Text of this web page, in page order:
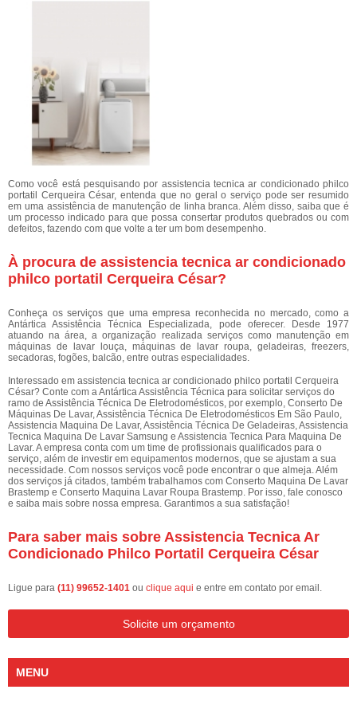
Como você está pesquisando por assistencia tecnica ar condicionado philco
portatil Cerqueira César, entenda que no geral o serviço pode ser resumido
em uma assistência de manutenção de linha branca. Além disso, saiba que é
um processo indicado para que possa consertar produtos quebrados ou com
defeitos, fazendo com que volte a ter um bom desempenho.
À procura de assistencia tecnica ar condicionado
philco portatil Cerqueira César?
Conheça os serviços que uma empresa reconhecida no mercado, como a
Antártica Assistência Técnica Especializada, pode oferecer. Desde 1977
atuando na área, a organização realizada serviços como manutenção em
máquinas de lavar louça, máquinas de lavar roupa, geladeiras, freezers,
secadoras, fogões, balcão, entre outras especialidades.
Interessado em assistencia tecnica ar condicionado philco portatil Cerqueira
César? Conte com a Antártica Assistência Técnica para solicitar serviços do
ramo de Assistência Técnica De Eletrodomésticos, por exemplo, Conserto De
Máquinas De Lavar, Assistência Técnica De Eletrodomésticos Em São Paulo,
Assistencia Maquina De Lavar, Assistência Técnica De Geladeiras, Assistencia
Tecnica Maquina De Lavar Samsung e Assistencia Tecnica Para Maquina De
Lavar. A empresa conta com um time de profissionais qualificados para o
serviço, além de investir em equipamentos modernos, que se ajustam a sua
necessidade. Com nossos serviços você pode encontrar o que almeja. Além
dos serviços já citados, também trabalhamos com Conserto Maquina De Lavar
Brastemp e Conserto Maquina Lavar Roupa Brastemp. Por isso, fale conosco
e saiba mais sobre nossa empresa. Garantimos a sua satisfação!
Para saber mais sobre Assistencia Tecnica Ar
Condicionado Philco Portatil Cerqueira César
Ligue para (11) 99652-1401 ou clique aqui e entre em contato por email.
Solicite um orçamento
MENU